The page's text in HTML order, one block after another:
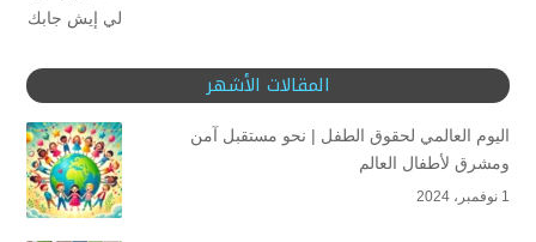
المقالات الأشهر
اليوم العالمي لحقوق الطفل | نحو مستقبل آمن
ومشرق لأطفال العالم
1 نوفمبر، 2024